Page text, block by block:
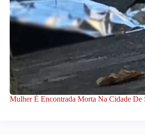
Mulher É Encontrada Morta Na Cidade De